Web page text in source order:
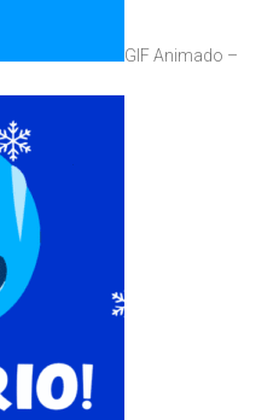
GIF Animado –